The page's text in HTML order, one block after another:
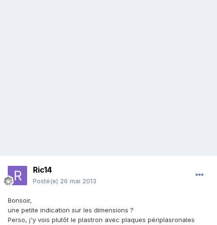
Ric14
Posté(e) 26 mai 2013
Bonsoir,
une petite indication sur les dimensions ?
Perso, j'y vois plutôt le plastron avec plaques périplasronales